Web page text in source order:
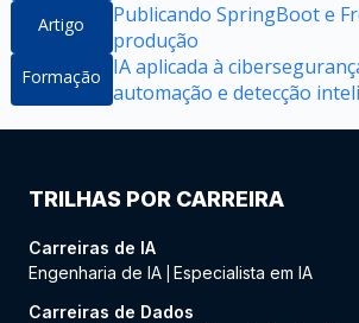
Artigo
Publicando SpringBoot e
produção
Formação
IA aplicada à
automação e detecção
TRILHAS POR CARREIRA
Carreiras de IA
Engenharia de IA Especialista em IA
Carreiras de Dados